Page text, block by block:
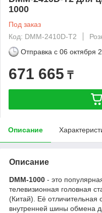
1000
Под заказ
Код: DMM-2410D-T2
Отправка с 06 октября
671 665 ₸
Описание
Описание
DMM-1000 - это
телевизионная головная
(Китай). Её отличительная
внутренней шины обмена